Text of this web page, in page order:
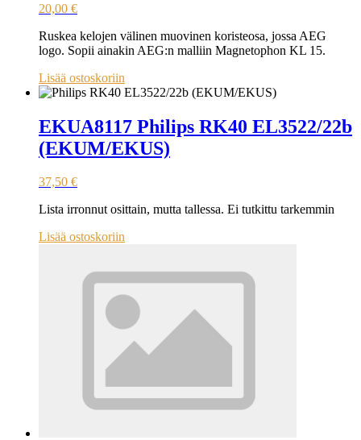
20,00 €
Ruskea kelojen välinen muovinen koristeosa, jossa AEG
logo. Sopii ainakin AEG:n malliin Magnetophon KL 15.
Lisää ostoskoriin
EKUA8117 Philips RK40 EL3522/22b
(EKUM/EKUS)
37,50 €
Lista irronnut osittain, mutta tallessa. Ei tutkittu tarkemmin
Lisää ostoskoriin